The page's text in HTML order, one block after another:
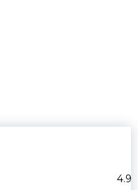
4.9